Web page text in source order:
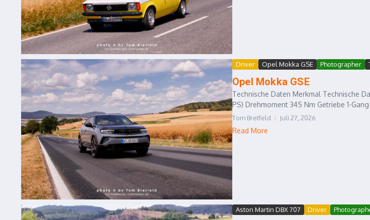
Driver Opel Mokka GSE Photographer
Opel Mokka GSE
Technische Daten Merkmal Technische
PS) Drehmoment 345 Nm Getriebe 1-
Tom Bretfeld Juli 27, 2026
Read More
Aston Martin DBX 707 Driver